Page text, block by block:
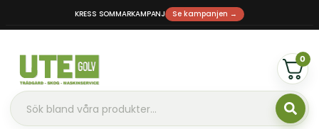
KRESS SOMMARKAMPANJ Se kampanjen →
0